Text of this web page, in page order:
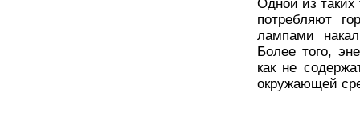
Одной из
потребляют
лампами
Более того,
как не
окружающей